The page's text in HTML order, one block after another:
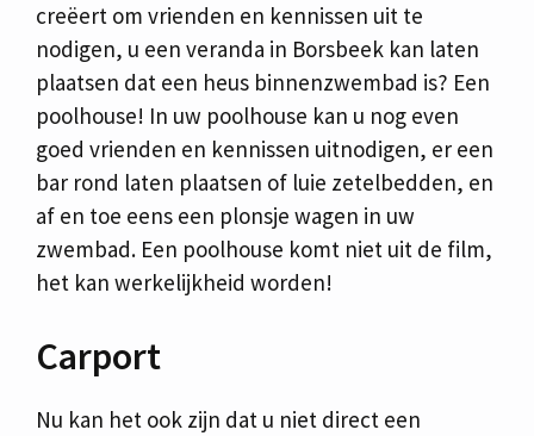
creëert om vrienden en kennissen uit te
nodigen, u een veranda in Borsbeek kan laten
plaatsen dat een heus binnenzwembad is? Een
poolhouse! In uw poolhouse kan u nog even
goed vrienden en kennissen uitnodigen, er een
bar rond laten plaatsen of luie zetelbedden, en
af en toe eens een plonsje wagen in uw
zwembad. Een poolhouse komt niet uit de film,
het kan werkelijkheid worden!
Carport
Nu kan het ook zijn dat u niet direct een